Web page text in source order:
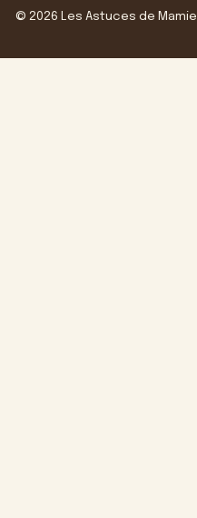
© 2026 Les Astuces de Mamie